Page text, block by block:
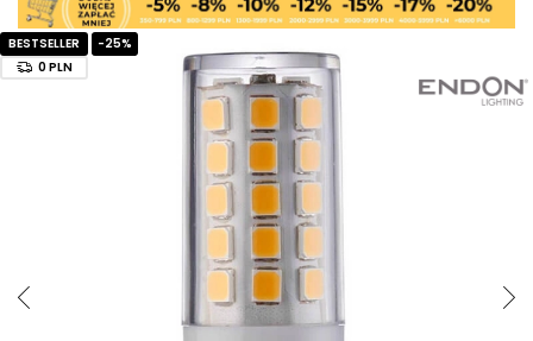
BESTSELLER
0 PLN
-25%